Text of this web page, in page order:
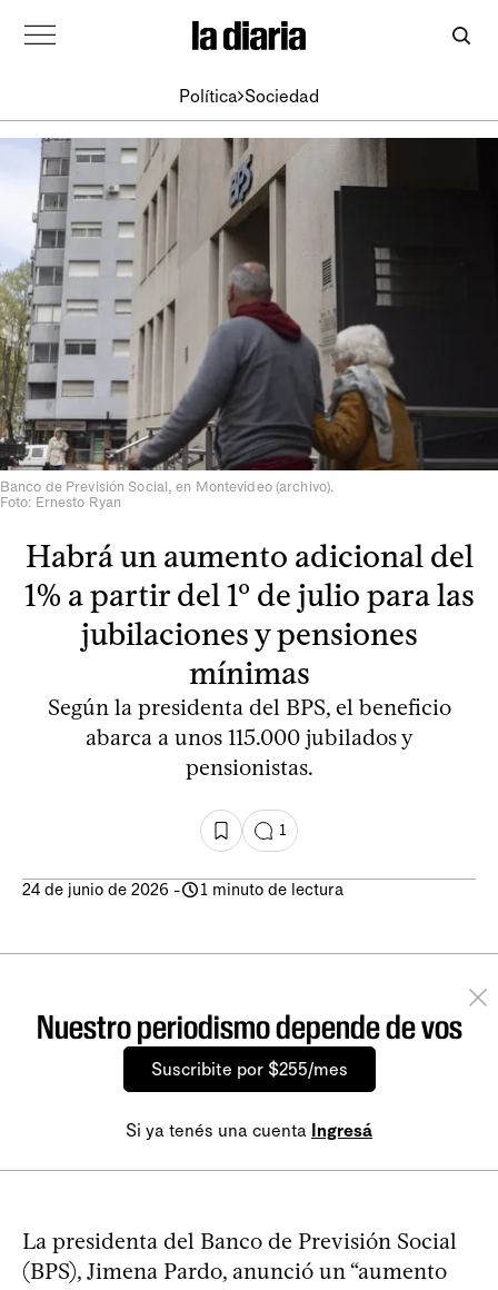
Política Sociedad
Banco de Previsión Social, en Montevideo (archivo).
Foto: Ernesto Ryan
Habrá un aumento adicional del
1% a partir del 1º de julio para las
jubilaciones y pensiones
mínimas
Según la presidenta del BPS, el beneficio
abarca a unos 115.000 jubilados y
pensionistas.
1
24 de junio de 2026 - 1 minuto de lectura
Nuestro periodismo depende de vos
Suscribite por $255/mes
Si ya tenés una cuenta Ingresá
La presidenta del Banco de Previsión Social
(BPS), Jimena Pardo, anunció un “aumento